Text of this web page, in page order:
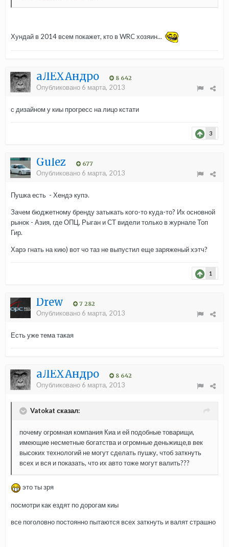
Хундай в 2014 всем покажет, кто в WRC хозяин...
aЛЁХАндро 8 642
Опубликовано 6 марта, 2013
с дизайном у киы прогресс на лицо кстати
3
Gulez 677
Опубликовано 6 марта, 2013
Пушка есть - Хендэ купэ.
Зачем бюджетному бренду затыкать кого-то куда-то? Их основной
рынок - Азия, где ОПЦ, Рыган и СТ видели только в журнале Топ
Гир.
Харэ гнать на кию) вот чо таз не выпустил еще заряженый хэтч?
1
Drew 7 282
Опубликовано 6 марта, 2013
Есть уже тема такая
aЛЁХАндро 8 642
Опубликовано 6 марта, 2013
Vatokat сказал:
почему огромная компания Киа и ей подобные товарищи,
имеющие несметные богатства и огромные деньжище,в век
высоких технологий не могут сделать пушку, чтоб заткнуть
всех и вся и показать, что их авто тоже могут валить???
это ты зря
посмотри как ездят по дорогам киы
все поголовно постоянно пытаются всех заткнуть и валят страшно